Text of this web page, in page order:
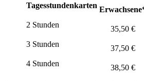
Tagesstundenkarten
2 Stunden
35,50 €
3 Stunden
37,50 €
4 Stunden
38,50 €